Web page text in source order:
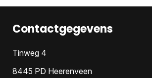
Contactgegevens
Tinweg 4
8445 PD Heerenveen